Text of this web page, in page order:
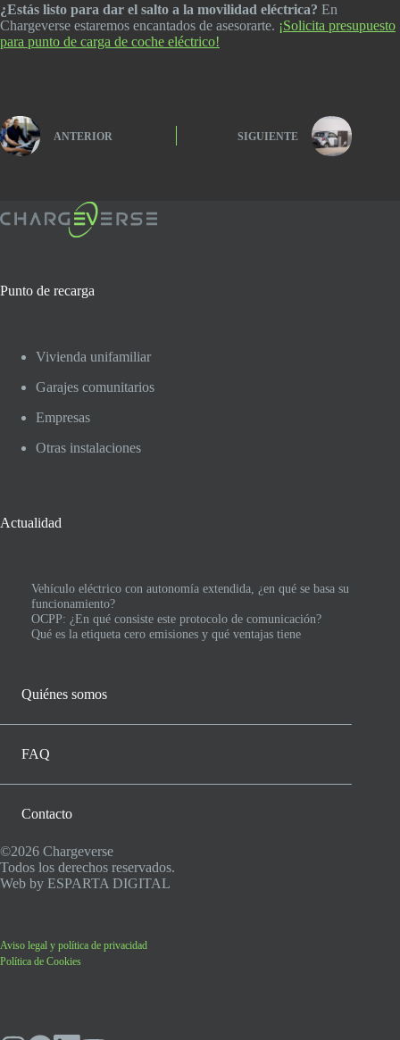
¿Estás listo para dar el salto a la movilidad eléctrica? En
Chargeverse estaremos encantados de asesorarte. ¡Solicita presupuesto
para punto de carga de coche eléctrico!
ANTERIOR SIGUIENTE
Punto de recarga
Vivienda unifamiliar
Garajes comunitarios
Empresas
Otras instalaciones
Actualidad
Vehículo eléctrico con autonomía extendida, ¿en qué se basa su
funcionamiento?
OCPP: ¿En qué consiste este protocolo de comunicación?
Qué es la etiqueta cero emisiones y qué ventajas tiene
Quiénes somos
FAQ
Contacto
©2026 Chargeverse
Todos los derechos reservados.
Web by ESPARTA DIGITAL
Aviso legal y política de privacidad
Política de Cookies